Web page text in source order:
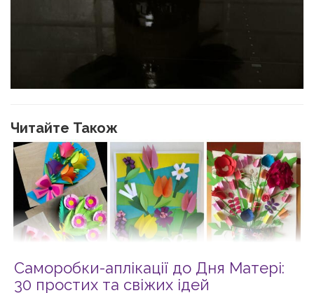
Читайте Також
Саморобки-аплікації до Дня Матері:
30 простих та свіжих ідей